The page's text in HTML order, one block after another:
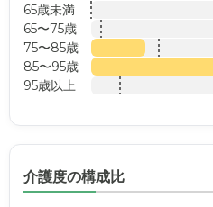
65歳未満
65〜75歳
75〜85歳
85〜95歳
95歳以上
介護度の構成比